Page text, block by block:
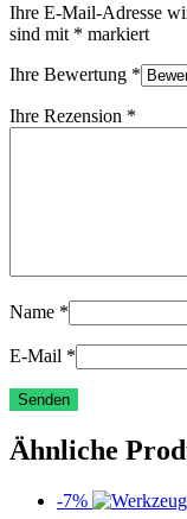
Ihre E-Mail-Adresse
sind mit * markiert
Ihre Bewertung *
Ihre Rezension *
Name *
E-Mail *
Ähnliche
-7%